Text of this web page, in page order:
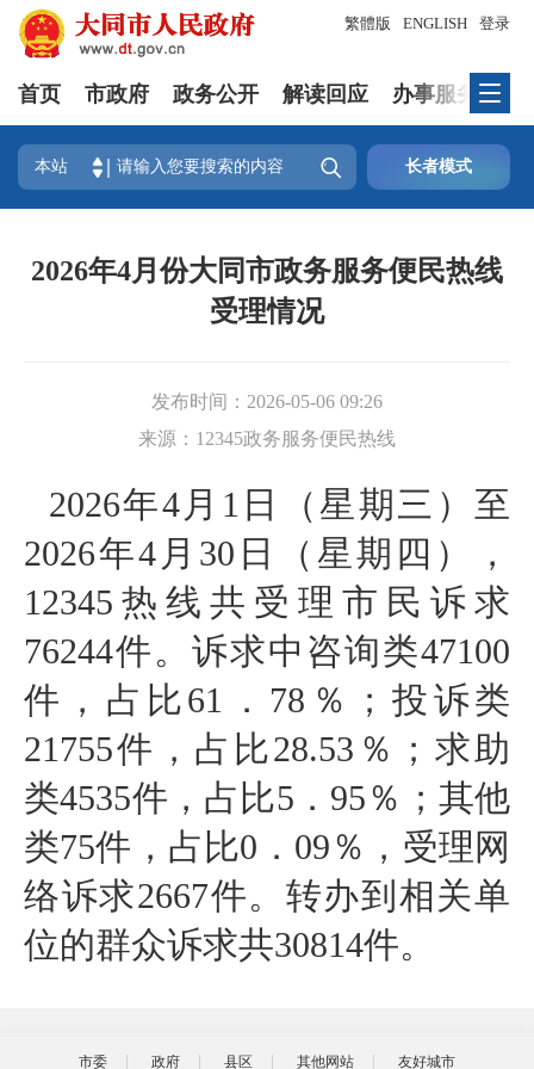
登录
繁體版 ENGLISH
首页 市政府 政务公开 解读回应 办事服务
本站  长者模式
2026年4月份大同市政务服务便民热线
受理情况
发布时间： 2026-05-06 09:26
来源： 12345政务服务便民热线
2026年4月1日（星期三）至
2026年4月30日（星期四），
12345热线共受理市民诉求
76244件。诉求中咨询类47100
件，占比61．78％；投诉类
21755件，占比28.53％；求助
类4535件，占比5．95％；其他
类75件，占比0．09％，受理网
络诉求2667件。转办到相关单
位的群众诉求共30814件。
市委 政府 县区 其他网站 友好城市